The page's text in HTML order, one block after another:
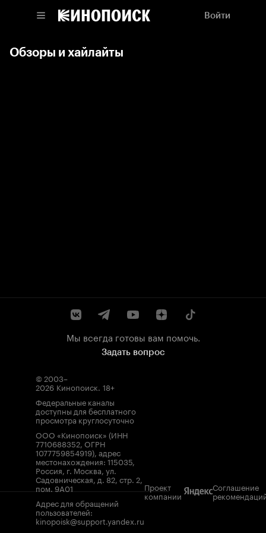
Войти
Обзоры и хайлайты
Мы всегда готовы вам помочь.
Задать вопрос
© 2003–
2026 Кинопоиск. 18+
Федеральные каналы
доступны для бесплатного
просмотра круглосуточно
ООО «Кинопоиск» (ИНН
7710688352, ОГРН
1077759854919), адрес
местонахождения: 115035,
Россия, г. Москва, ул.
Садовническая, д. 82, стр. 2,
пом. 9А01
Адрес для обращений
пользователей:
kinopoisk@support.yandex.ru
Проект
компании
Соглашение